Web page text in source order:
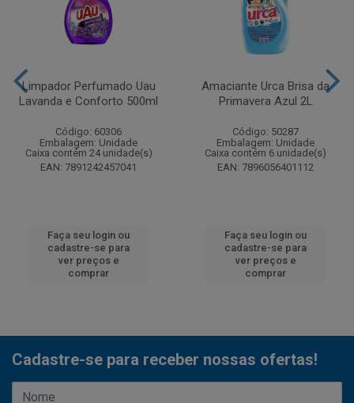
Limpador Perfumado Uau
Lavanda e Conforto 500ml
Código: 60306
Embalagem: Unidade
Caixa contém 24 unidade(s)
EAN: 7891242457041
Faça seu login ou
cadastre-se para
ver preços e
comprar
Amaciante Urca Brisa da
Primavera Azul 2L
Código: 50287
Embalagem: Unidade
Caixa contém 6 unidade(s)
EAN: 7896056401112
Faça seu login ou
cadastre-se para
ver preços e
comprar
Cadastre-se para receber nossas ofertas!